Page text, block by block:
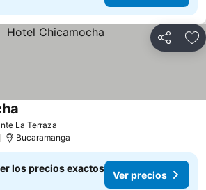
Compartir
La Terraza
Bucaramanga
los precios exactos
Ver precios